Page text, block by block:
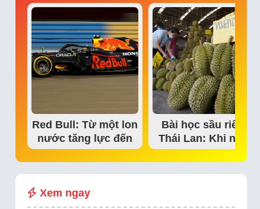
Red Bull: Từ một lon
nước tăng lực đến
đế chế thể…
Bài học sầu riêng
Thái Lan: Khi niềm
tin thị trường bắt…
Xem ngay